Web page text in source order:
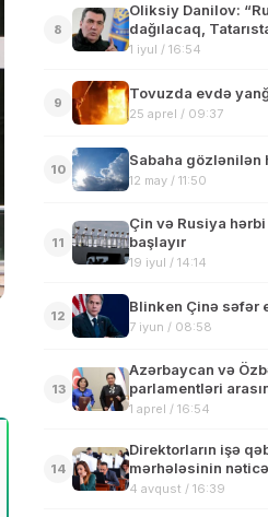
8
Oliksiy Danilov:
dağılacaq,
müstəqil olacaq”
1 iyul / 16:54
9
Tovuzda evdə
25 aprel / 09:37
10
Sabaha gözlənilən
12 may / 11:50
11
Çin və Rusiya
başlayır
19 iyul / 14:14
12
Blinken Çinə səfər
7 iyun / 08:58
13
Azərbaycan və
parlamentləri
sazişi imzalanıb
1 aprel / 16:54
14
Direktorların işə
mərhələsinin
4 avqust / 16:39